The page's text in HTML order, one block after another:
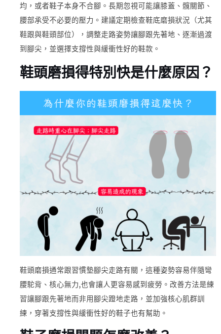
均，或者鞋子本身不合腳。長期忽視可能讓膝蓋、髖關節、
腰部承受不必要的壓力。建議定期檢查鞋底磨損狀況（尤其
鞋跟與鞋頭部位），調整走路姿勢讓腳跟先著地、逐漸過渡
到腳尖，並選擇支撐性與緩衝性好的鞋款。
鞋頭磨損得特別快是什麼原因？
鞋頭磨損通常跟習慣墊腳尖走路有關，這種姿勢容易伴隨彎
腰駝背、核心無力,也會讓人更容易感到疲勞。改善方法是練
習讓腳跟先著地而非用腳尖蹬地走路，並加強核心肌群訓
練，穿著支撐性與緩衝性好的鞋子也有幫助。